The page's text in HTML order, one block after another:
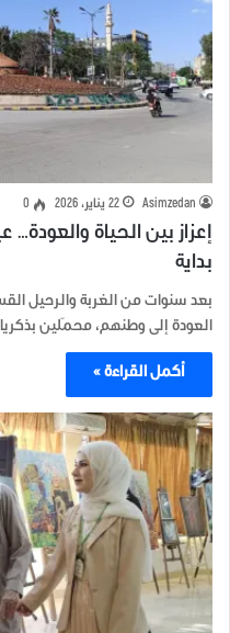
Asimzedan 22 يناير، 2026 0
إعزاز بين الحياة
بداية
بعد سنوات من الغربة والرحيل
العودة إلى وطنهم، محمّلين
أكمل القراءة »